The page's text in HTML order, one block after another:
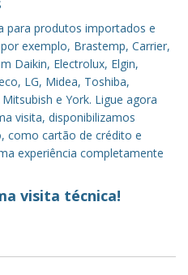
para produtos importados e
exemplo, Brastemp, Carrier,
Daikin, Electrolux, Elgin,
LG, Midea, Toshiba,
e York. Ligue agora
visita, disponibilizamos
como cartão de crédito e
experiência completamente
visita técnica!